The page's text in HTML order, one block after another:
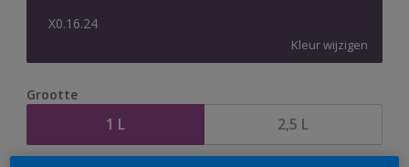
X0.16.24
Kleur wijzigen
Grootte
1 L 2,5 L